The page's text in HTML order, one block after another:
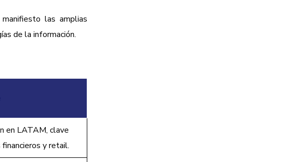
las amplias
de la información.
en LATAM, clave
financieros y retail.